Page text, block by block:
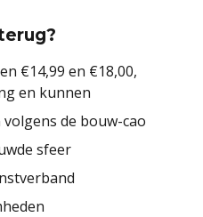
€14,99 en €18,00,
en kunnen
de bouw-cao
sfeer